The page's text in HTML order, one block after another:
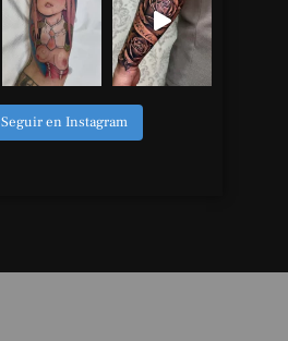
Seguir en Instagram